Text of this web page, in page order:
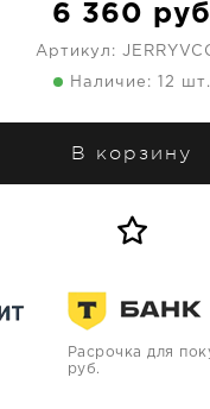
6 360 руб
Артикул:
Наличие: 12 шт.
В корзину
Расрочка для
руб.